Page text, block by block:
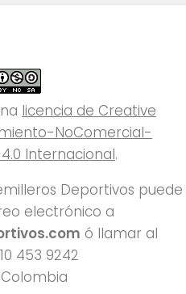
licencia de Creative
NoComercial-
Internacional.
Deportivos puede
electrónico a
ó llamar al
453 9242